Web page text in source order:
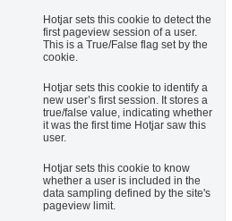
Hotjar sets this cookie to detect the
first pageview session of a user.
This is a True/False flag set by the
cookie.
Hotjar sets this cookie to identify a
new user’s first session. It stores a
true/false value, indicating whether
it was the first time Hotjar saw this
user.
Hotjar sets this cookie to know
whether a user is included in the
data sampling defined by the site's
pageview limit.